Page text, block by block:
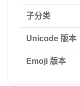
子分类
Unicode 版本
Emoji 版本